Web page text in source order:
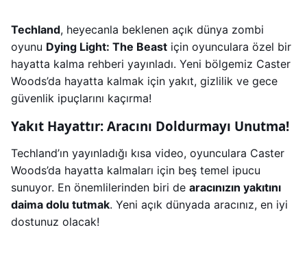
Techland, heyecanla beklenen açık dünya zombi
oyunu Dying Light: The Beast için oyunculara özel bir
hayatta kalma rehberi yayınladı. Yeni bölgemiz Caster
Woods’da hayatta kalmak için yakıt, gizlilik ve gece
güvenlik ipuçlarını kaçırma!
Yakıt Hayattır: Aracını Doldurmayı Unutma!
Techland’ın yayınladığı kısa video, oyunculara Caster
Woods’da hayatta kalmaları için beş temel ipucu
sunuyor. En önemlilerinden biri de aracınızın yakıtını
daima dolu tutmak. Yeni açık dünyada aracınız, en iyi
dostunuz olacak!